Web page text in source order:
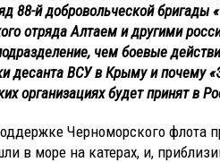
88-й добровольческой бригады
отряда Алтаем и другими
чем боевые
десанта ВСУ в Крыму и почему
организациях будет принят в
Черноморского флота
в море на катерах, и,